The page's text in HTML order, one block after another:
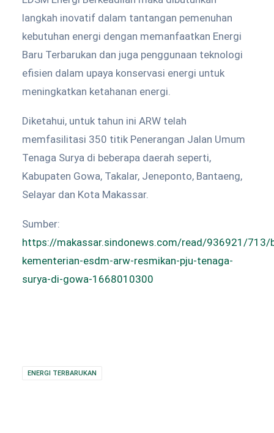
langkah inovatif dalam tantangan pemenuhan
kebutuhan energi dengan memanfaatkan Energi
Baru Terbarukan dan juga penggunaan teknologi
efisien dalam upaya konservasi energi untuk
meningkatkan ketahanan energi.
Diketahui, untuk tahun ini ARW telah
memfasilitasi 350 titik Penerangan Jalan Umum
Tenaga Surya di beberapa daerah seperti,
Kabupaten Gowa, Takalar, Jeneponto, Bantaeng,
Selayar dan Kota Makassar.
Sumber:
https://makassar.sindonews.com/read/936921/713/
kementerian-esdm-arw-resmikan-pju-tenaga-
surya-di-gowa-1668010300
ENERGI TERBARUKAN